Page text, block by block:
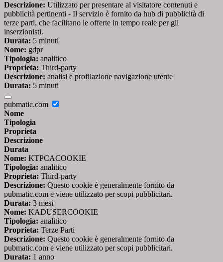
Descrizione: Utilizzato per presentare al visitatore contenuti e
pubblicità pertinenti - Il servizio è fornito da hub di pubblicità di
terze parti, che facilitano le offerte in tempo reale per gli
inserzionisti.
Durata: 5 minuti
Nome: gdpr
Tipologia: analitico
Proprieta: Third-party
Descrizione: analisi e profilazione navigazione utente
Durata: 5 minuti
pubmatic.com
Nome
Tipologia
Proprieta
Descrizione
Durata
Nome: KTPCACOOKIE
Tipologia: analitico
Proprieta: Third-party
Descrizione: Questo cookie è generalmente fornito da
pubmatic.com e viene utilizzato per scopi pubblicitari.
Durata: 3 mesi
Nome: KADUSERCOOKIE
Tipologia: analitico
Proprieta: Terze Parti
Descrizione: Questo cookie è generalmente fornito da
pubmatic.com e viene utilizzato per scopi pubblicitari.
Durata: 1 anno